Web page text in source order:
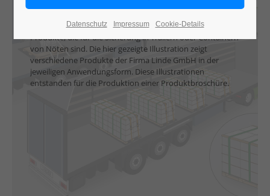
Dieses Beispiel für Ladungssicherung zeigt verschiedene
Produkte, die für die Sicherung in Trailern oder Containern
von Nöten sind. Die hier gezeigte Illustration zeigt
verschiedene Produkte der Firma Linde GmbH in der
jeweiligen Anwendungsform. Diese Illustrationen
entstanden für die Produktion einer Produktbroschüre.
Datenschutz Impressum Cookie-Details